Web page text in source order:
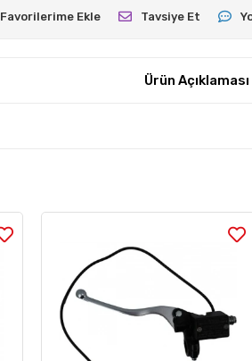
Favorilerime Ekle Tavsiye Et
Ürün Açıklaması